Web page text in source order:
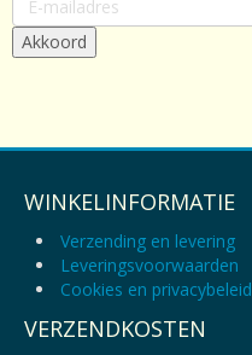
WINKELINFORMATIE
Verzending en levering
Leveringsvoorwaarden
Cookies en privacybeleid
VERZENDKOSTEN